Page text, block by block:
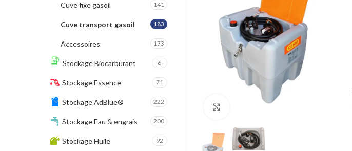
Cuve fixe gasoil 141
Cuve transport gasoil 183
Accessoires 173
Stockage Biocarburant 6
Stockage Essence 71
Stockage AdBlue® 222
Stockage Eau & engrais 200
Stockage Huile 92